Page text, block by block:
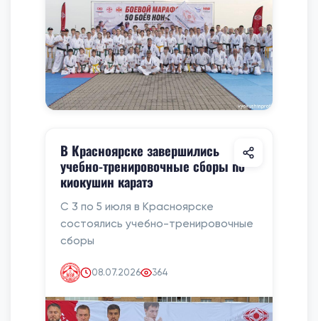
В Красноярске завершились
учебно-тренировочные сборы по
киокушин каратэ
С 3 по 5 июля в Красноярске
состоялись учебно-тренировочные
сборы
08.07.2026 364